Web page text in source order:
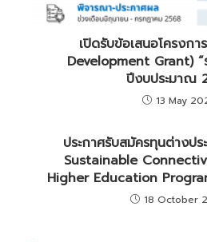
เปิดรับข้อเสนอโครงก
Development Grant) “
ปีงบประมาณ
13 May
ประกาศรับสมัครทุนต่างปร
Sustainable
Higher Education
18 October